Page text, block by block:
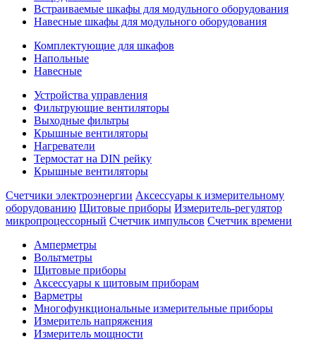
Встраиваемые шкафы для модульного оборудования
Навесные шкафы для модульного оборудования
Комплектующие для шкафов
Напольные
Навесные
Устройства управления
Фильтрующие вентиляторы
Выходные фильтры
Крышные вентиляторы
Нагреватели
Термостат на DIN рейку
Крышные вентиляторы
Счетчики электроэнергии Аксессуары к измерительному
оборудованию Щитовые приборы Измеритель-регулятор
микропроцессорный Счетчик импульсов Счетчик времени
Амперметры
Вольтметры
Щитовые приборы
Аксессуары к щитовым приборам
Варметры
Многофункциональные измерительные приборы
Измеритель напряжения
Измеритель мощности